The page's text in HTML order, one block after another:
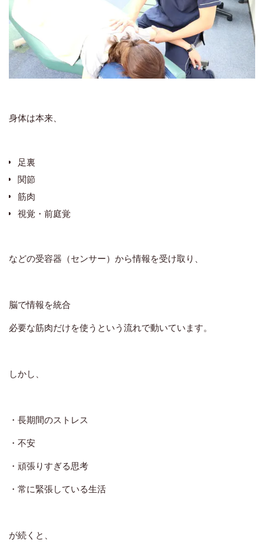
身体は本来、
足裏
関節
筋肉
視覚・前庭覚
などの受容器（センサー）から情報を受け取り、
脳で情報を統合
必要な筋肉だけを使う という流れで動いています。
しかし、
・長期間のストレス
・不安
・頑張りすぎる思考
・常に緊張している生活
が続くと、